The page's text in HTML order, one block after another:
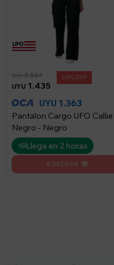
UYU 1.435
UYU3.587 60
UYU 1.363
Pantalon Cargo UFO Callie
Negro - Negro
Llega en 2 horas